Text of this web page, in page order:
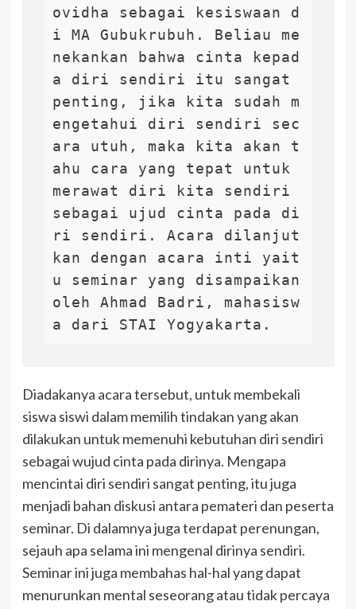
ovidha sebagai kesiswaan d
i MA Gubukrubuh. Beliau me
nekankan bahwa cinta kepad
a diri sendiri itu sangat
penting, jika kita sudah m
engetahui diri sendiri sec
ara utuh, maka kita akan t
ahu cara yang tepat untuk
merawat diri kita sendiri
sebagai ujud cinta pada di
ri sendiri. Acara dilanjut
kan dengan acara inti yait
u seminar yang disampaikan
oleh Ahmad Badri, mahasisw
a dari STAI Yogyakarta.
Diadakanya acara tersebut, untuk membekali
siswa siswi dalam memilih tindakan yang akan
dilakukan untuk memenuhi kebutuhan diri sendiri
sebagai wujud cinta pada dirinya. Mengapa
mencintai diri sendiri sangat penting, itu juga
menjadi bahan diskusi antara pemateri dan peserta
seminar. Di dalamnya juga terdapat perenungan,
sejauh apa selama ini mengenal dirinya sendiri.
Seminar ini juga membahas hal-hal yang dapat
menurunkan mental seseorang atau tidak percaya